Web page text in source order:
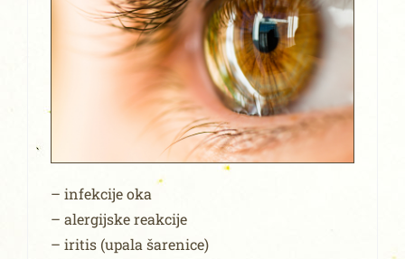
– infekcije oka
– alergijske reakcije
– iritis (upala šarenice)